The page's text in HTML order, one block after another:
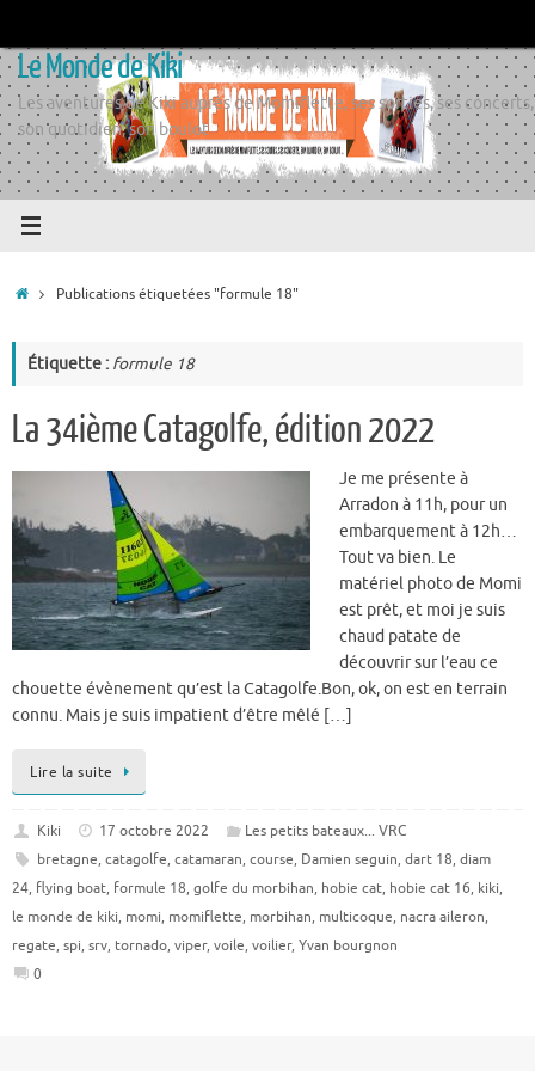
contenu
Le Monde de Kiki
Les aventures de Kiki auprès de Momiflette, ses sorties, ses concerts,
son quotidien, son boulot
AccueilPublications étiquetées "formule 18"
Étiquette : formule 18
La 34ième Catagolfe, édition 2022
Je me présente à
Arradon à 11h, pour un
embarquement à 12h…
Tout va bien. Le
matériel photo de Momi
est prêt, et moi je suis
chaud patate de
découvrir sur l’eau ce
chouette évènement qu’est la Catagolfe.Bon, ok, on est en terrain
connu. Mais je suis impatient d’être mêlé […]
Lire la suite
Kiki 17 octobre 2022
Les petits bateaux... VRC
bretagne, catagolfe, catamaran, course, Damien seguin, dart 18, diam
24, flying boat, formule 18, golfe du morbihan, hobie cat, hobie cat 16, kiki,
le monde de kiki, momi, momiflette, morbihan, multicoque, nacra aileron,
regate, spi, srv, tornado, viper, voile, voilier, Yvan bourgnon
0